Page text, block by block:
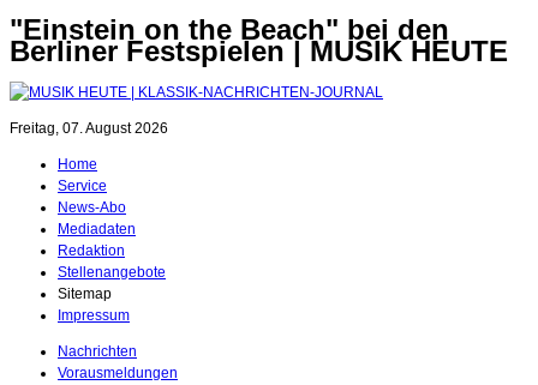
"Einstein on the Beach" bei den
Berliner Festspielen | MUSIK HEUTE
Freitag, 07. August 2026
Home
Service
News-Abo
Mediadaten
Redaktion
Stellenangebote
Sitemap
Impressum
Nachrichten
Vorausmeldungen